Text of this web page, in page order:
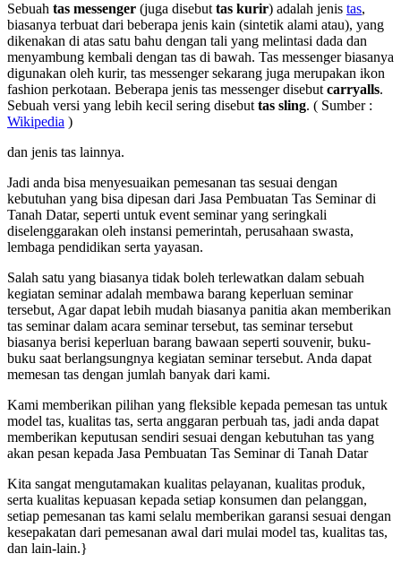
Sebuah tas messenger (juga disebut tas kurir) adalah jenis tas,
biasanya terbuat dari beberapa jenis kain (sintetik alami atau), yang
dikenakan di atas satu bahu dengan tali yang melintasi dada dan
menyambung kembali dengan tas di bawah. Tas messenger biasanya
digunakan oleh kurir, tas messenger sekarang juga merupakan ikon
fashion perkotaan. Beberapa jenis tas messenger disebut carryalls.
Sebuah versi yang lebih kecil sering disebut tas sling. ( Sumber :
Wikipedia )
dan jenis tas lainnya.
Jadi anda bisa menyesuaikan pemesanan tas sesuai dengan
kebutuhan yang bisa dipesan dari Jasa Pembuatan Tas Seminar di
Tanah Datar, seperti untuk event seminar yang seringkali
diselenggarakan oleh instansi pemerintah, perusahaan swasta,
lembaga pendidikan serta yayasan.
Salah satu yang biasanya tidak boleh terlewatkan dalam sebuah
kegiatan seminar adalah membawa barang keperluan seminar
tersebut, Agar dapat lebih mudah biasanya panitia akan memberikan
tas seminar dalam acara seminar tersebut, tas seminar tersebut
biasanya berisi keperluan barang bawaan seperti souvenir, buku-
buku saat berlangsungnya kegiatan seminar tersebut. Anda dapat
memesan tas dengan jumlah banyak dari kami.
Kami memberikan pilihan yang fleksible kepada pemesan tas untuk
model tas, kualitas tas, serta anggaran perbuah tas, jadi anda dapat
memberikan keputusan sendiri sesuai dengan kebutuhan tas yang
akan pesan kepada Jasa Pembuatan Tas Seminar di Tanah Datar
Kita sangat mengutamakan kualitas pelayanan, kualitas produk,
serta kualitas kepuasan kepada setiap konsumen dan pelanggan,
setiap pemesanan tas kami selalu memberikan garansi sesuai dengan
kesepakatan dari pemesanan awal dari mulai model tas, kualitas tas,
dan lain-lain.}